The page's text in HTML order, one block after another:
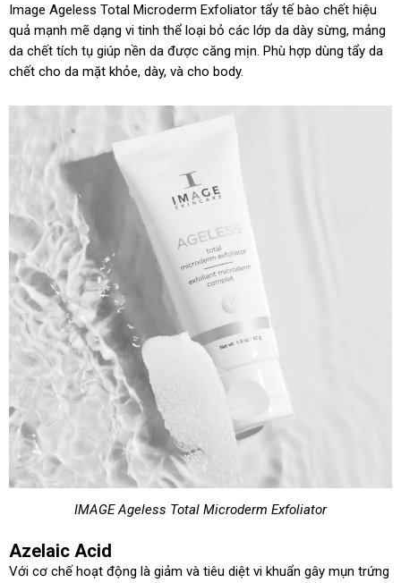
Image Ageless Total Microderm Exfoliator tẩy tế bào chết hiệu
quả mạnh mẽ dạng vi tinh thể loại bỏ các lớp da dày sừng, mảng
da chết tích tụ giúp nền da được căng mịn. Phù hợp dùng tẩy da
chết cho da mặt khỏe, dày, và cho body.
IMAGE Ageless Total Microderm Exfoliator
Azelaic Acid
Với cơ chế hoạt động là giảm và tiêu diệt vi khuẩn gây mụn trứng